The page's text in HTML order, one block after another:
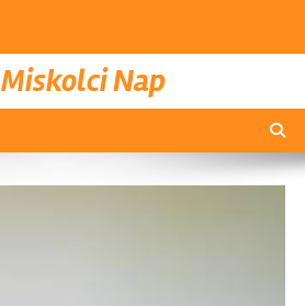
Miskolci Nap